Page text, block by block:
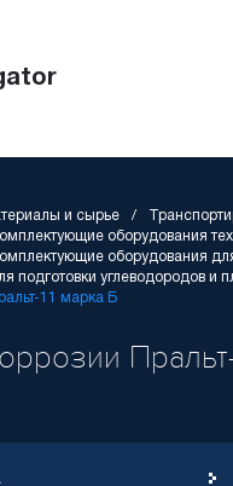
и сырье
оборудования
оборудования
подготовки углеводородов и
11 марка Б